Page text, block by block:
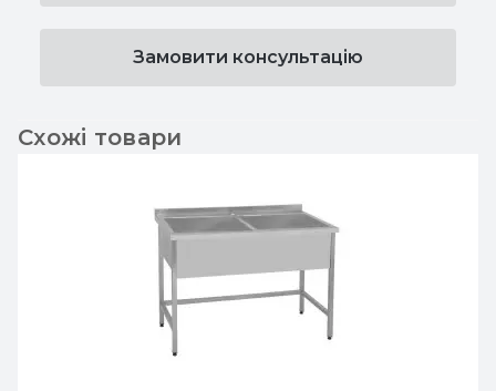
Замовити консультацію
Схожі товари